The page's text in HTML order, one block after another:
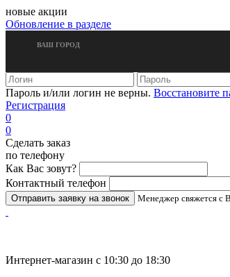
новые акции
Обновление в разделе
ВАШ ГОРОД
Пароль и/или логин не верны. Восстановите
Регистрация
0
0
Сделать заказ
по телефону
Как Вас зовут?
Контактный телефон
Менеджер свяжется с
Интернет-магазин с 10:30 до 18:30